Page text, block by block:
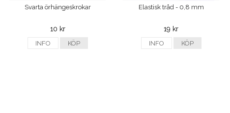
Svarta örhängeskrokar
10 kr
INFO KÖP
Elastisk tråd - 0,8 mm
19 kr
INFO KÖP